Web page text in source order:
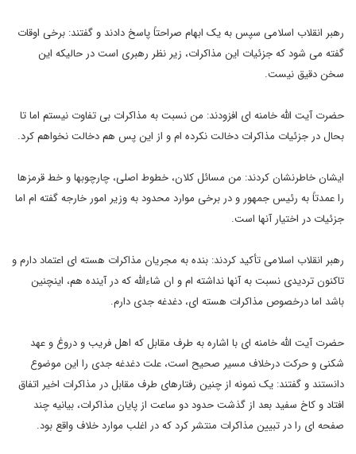
رهبر انقلاب اسلامی سپس به یک ابهام صراحتاً پاسخ دادند و گفتند: برخی اوقات
گفته می شود که جزئیات این مذاکرات، زیر نظر رهبری است در حالیکه این
سخن دقیق نیست.
حضرت آیت الله خامنه ای افزودند: من نسبت به مذاکرات بی تفاوت نیستم اما تا
بحال در جزئیات مذاکرات دخالت نکرده ام و از این پس هم دخالت نخواهم کرد.
ایشان خاطرنشان کردند: من مسائل کلان، خطوط اصلی، چارچوبها و خط قرمزها
را عمدتاً به رئیس جمهور و در برخی موارد محدود به وزیر امور خارجه گفته ام اما
جزئیات در اختیار آنها است.
رهبر انقلاب اسلامی تأکید کردند: بنده به مجریان مذاکرات هسته ای اعتماد دارم و
تاکنون تردیدی نسبت به آنها نداشته ام و ان شاءالله که در آینده هم، اینچنین
باشد اما درخصوص مذاکرات هسته ای، دغدغه جدی دارم.
حضرت آیت الله خامنه ای با اشاره به طرف مقابل که اهل فریب و دروغ و عهد
شکنی و حرکت درخلاف مسیر صحیح است، علت دغدغه جدی را این موضوع
دانستند و گفتند: یک نمونه از چنین رفتارهای طرف مقابل در مذاکرات اخیر اتفاق
افتاد و کاخ سفید بعد از گذشت حدود دو ساعت از پایان مذاکرات، بیانیه چند
صفحه ای را در تبیین مذاکرات منتشر کرد که در اغلب موارد خلاف واقع بود.